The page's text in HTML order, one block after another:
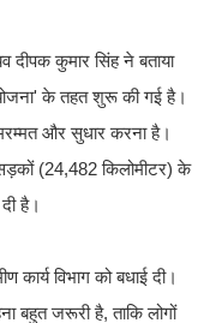
दीपक कुमार सिंह ने बताया
के तहत शुरू की गई है।
और सुधार करना है।
(24,482 किलोमीटर) के
है।
कार्य विभाग को बधाई दी।
बहुत जरूरी है, ताकि लोगों